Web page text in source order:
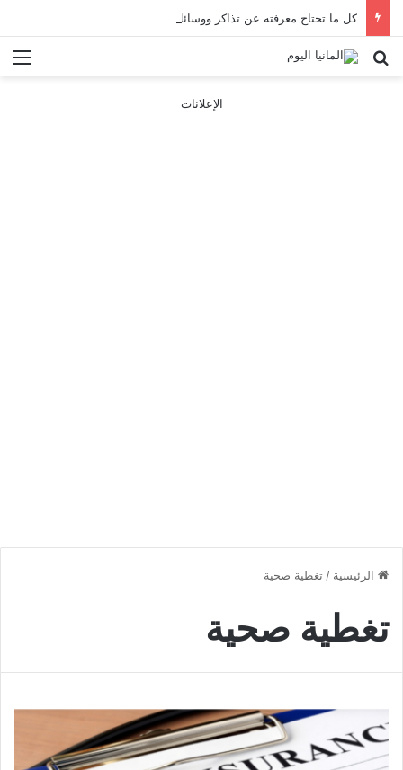
كل ما تحتاج معرفته عن تذاكر ووسائل النقل في باريس 2025
بحث عن
الإعلانات
الرئيسية / تغطية صحية
تغطية صحية